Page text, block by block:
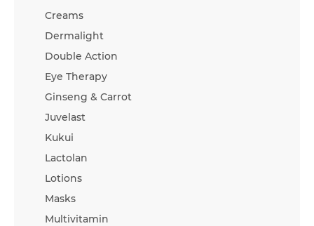
Creams
Dermalight
Double Action
Eye Therapy
Ginseng & Carrot
Juvelast
Kukui
Lactolan
Lotions
Masks
Multivitamin